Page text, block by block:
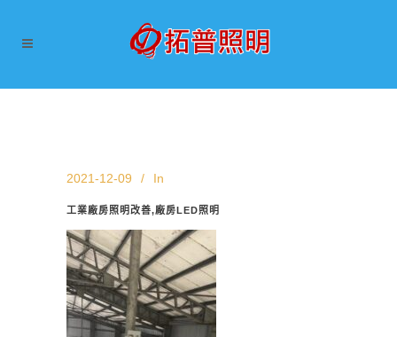
2021-12-09 In
工業廠房照明改善,廠房LED照明